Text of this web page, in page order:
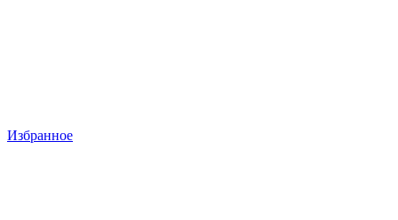
Избранное